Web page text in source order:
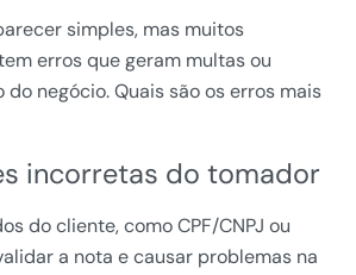
simples, mas muitos
erros que geram multas ou
negócio. Quais são os erros mais
incorretas do tomador
do cliente, como CPF/CNPJ ou
a nota e causar problemas na